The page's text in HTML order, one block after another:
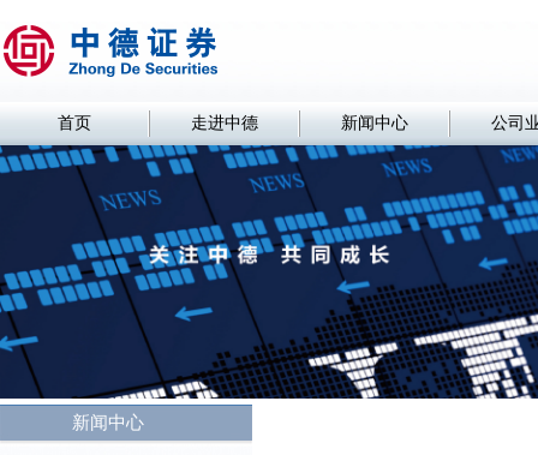
首页 走进中德 新闻中心 公司
新闻中心